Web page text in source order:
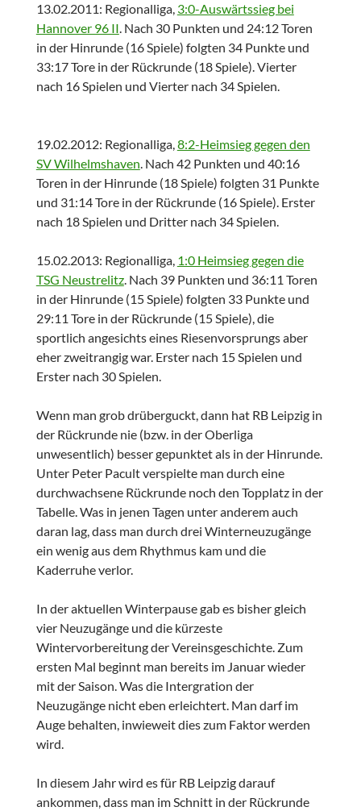
13.02.2011: Regionalliga, 3:0-Auswärtssieg bei
Hannover 96 II. Nach 30 Punkten und 24:12 Toren
in der Hinrunde (16 Spiele) folgten 34 Punkte und
33:17 Tore in der Rückrunde (18 Spiele). Vierter
nach 16 Spielen und Vierter nach 34 Spielen.
19.02.2012: Regionalliga,8:2-Heimsieg gegen den
SV Wilhelmshaven. Nach 42 Punkten und 40:16
Toren in der Hinrunde (18 Spiele) folgten 31 Punkte
und 31:14 Tore in der Rückrunde (16 Spiele). Erster
nach 18 Spielen und Dritter nach 34 Spielen.
15.02.2013: Regionalliga, 1:0 Heimsieg gegen die
TSG Neustrelitz. Nach 39 Punkten und 36:11 Toren
in der Hinrunde (15 Spiele) folgten 33 Punkte und
29:11 Tore in der Rückrunde (15 Spiele), die
sportlich angesichts eines Riesenvorsprungs aber
eher zweitrangig war. Erster nach 15 Spielen und
Erster nach 30 Spielen.
Wenn man grob drüberguckt, dann hat RB Leipzig in
der Rückrunde nie (bzw. in der Oberliga
unwesentlich) besser gepunktet als in der Hinrunde.
Unter Peter Pacult verspielte man durch eine
durchwachsene Rückrunde noch den Topplatz in der
Tabelle. Was in jenen Tagen unter anderem auch
daran lag, dass man durch drei Winterneuzugänge
ein wenig aus dem Rhythmus kam und die
Kaderruhe verlor.
In der aktuellen Winterpause gab es bisher gleich
vier Neuzugänge und die kürzeste
Wintervorbereitung der Vereinsgeschichte. Zum
ersten Mal beginnt man bereits im Januar wieder
mit der Saison. Was die Intergration der
Neuzugänge nicht eben erleichtert. Man darf im
Auge behalten, inwieweit dies zum Faktor werden
wird.
In diesem Jahr wird es für RB Leipzig darauf
ankommen, dass man im Schnitt in der Rückrunde